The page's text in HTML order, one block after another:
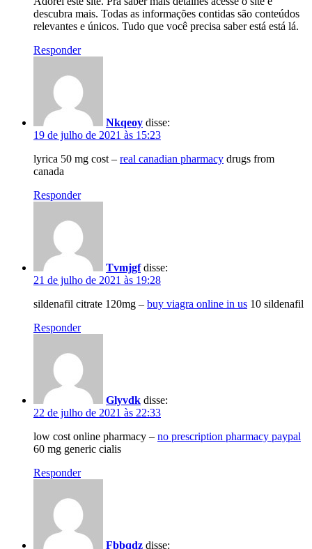
descubra mais. Todas as informações contidas são conteúdos
relevantes e únicos. Tudo que você precisa saber está está lá.
Responder
Nkqeoy disse:
19 de julho de 2021 às 15:23
lyrica 50 mg cost – real canadian pharmacy drugs from
canada
Responder
Tvmjgf disse:
21 de julho de 2021 às 19:28
sildenafil citrate 120mg – buy viagra online in us 10 sildenafil
Responder
Glyvdk disse:
22 de julho de 2021 às 22:33
low cost online pharmacy – no prescription pharmacy paypal
60 mg generic cialis
Responder
Fbbqdz disse: